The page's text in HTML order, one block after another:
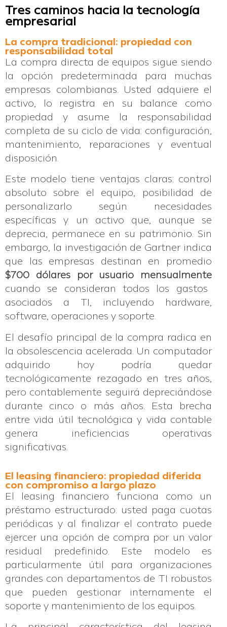
Tres caminos hacia la tecnología
empresarial
La compra tradicional: propiedad con
responsabilidad total
La compra directa de equipos sigue siendo
la opción predeterminada para muchas
empresas colombianas. Usted adquiere el
activo, lo registra en su balance como
propiedad y asume la responsabilidad
completa de su ciclo de vida: configuración,
mantenimiento, reparaciones y eventual
disposición.
Este modelo tiene ventajas claras: control
absoluto sobre el equipo, posibilidad de
personalizarlo según necesidades
específicas y un activo que, aunque se
deprecia, permanece en su patrimonio. Sin
embargo, la investigación de Gartner indica
que las empresas destinan en promedio
$700 dólares por usuario mensualmente
cuando se consideran todos los gastos
asociados a TI, incluyendo hardware,
software, operaciones y soporte.
El desafío principal de la compra radica en
la obsolescencia acelerada. Un computador
adquirido hoy podría quedar
tecnológicamente rezagado en tres años,
pero contablemente seguirá depreciándose
durante cinco o más años. Esta brecha
entre vida útil tecnológica y vida contable
genera ineficiencias operativas
significativas.
El leasing financiero: propiedad diferida
con compromiso a largo plazo
El leasing financiero funciona como un
préstamo estructurado: usted paga cuotas
periódicas y al finalizar el contrato puede
ejercer una opción de compra por un valor
residual predefinido. Este modelo es
particularmente útil para organizaciones
grandes con departamentos de TI robustos
que pueden gestionar internamente el
soporte y mantenimiento de los equipos.